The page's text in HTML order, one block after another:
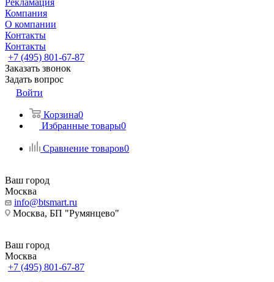
Рекламация
Компания
О компании
Контакты
Контакты
+7 (495) 801-67-87
Заказать звонок
Задать вопрос
Войти
Корзина0
Избранные товары0
Сравнение товаров0
Ваш город
Москва
info@btsmart.ru
Москва, БП "Румянцево"
Ваш город
Москва
+7 (495) 801-67-87